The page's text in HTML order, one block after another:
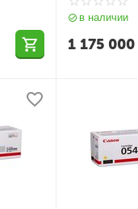
в наличии
1 175 000